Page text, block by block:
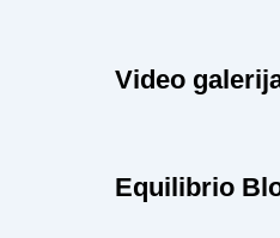
Video
Equilibrio